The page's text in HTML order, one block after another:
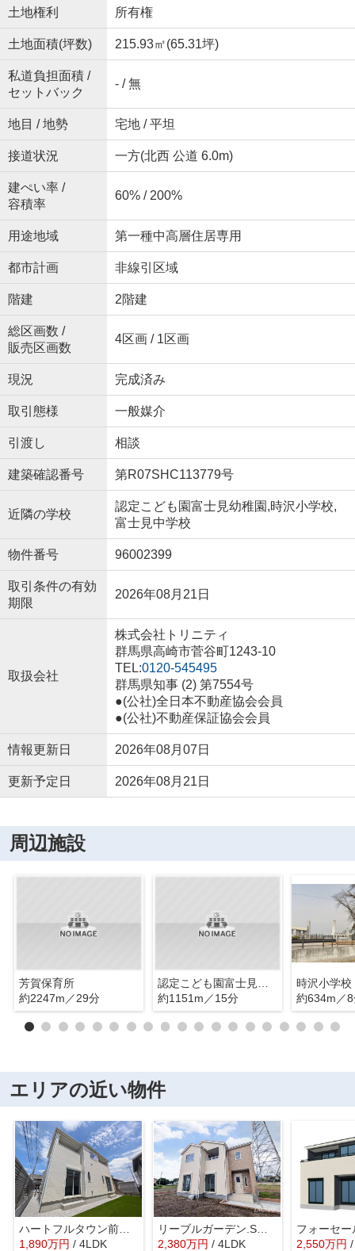
土地権利 所有権
土地面積(坪数) 215.93㎡(65.31坪)
私道負担面積 /
セットバック
- / 無
地目 / 地勢 宅地 / 平坦
接道状況 一方(北西 公道 6.0m)
建ぺい率 /
容積率
60% / 200%
用途地域 第一種中高層住居専用
都市計画 非線引区域
階建 2階建
総区画数 /
販売区画数
4区画 / 1区画
現況 完成済み
取引態様 一般媒介
引渡し 相談
建築確認番号 第R07SHC113779号
近隣の学校
認定こども園富士見幼稚園,時沢小学校,
富士見中学校
物件番号 96002399
取引条件の有効
期限
2026年08月21日
取扱会社
株式会社トリニティ
群馬県高崎市菅谷町1243-10
TEL:0120-545495
群馬県知事 (2) 第7554号
●(公社)全日本不動産協会会員
●(公社)不動産保証協会会員
情報更新日 2026年08月07日
更新予定日 2026年08月21日
周辺施設
芳賀保育所
約2247m／29分
約1151m／15分
時沢小学校
約634m／
エリアの近い物件
ハートフルタウン前橋市北代田町78ー①
1,890万円 / 4LDK
リーブルガーデン.S前橋市富士見町第12時沢ー①
2,380万円 / 4LDK 2,550万円